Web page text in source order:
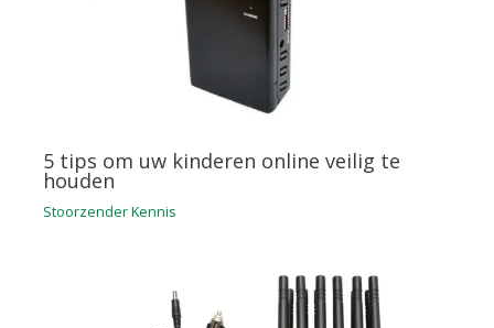
5 tips om uw kinderen online veilig te
houden
Stoorzender Kennis